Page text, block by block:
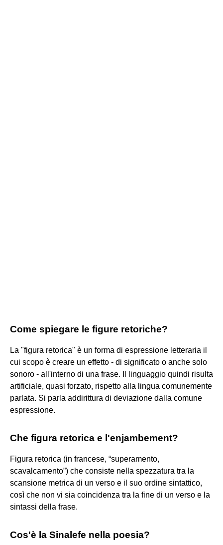
Come spiegare le figure retoriche?
La "figura retorica" è un forma di espressione letteraria il
cui scopo è creare un effetto - di significato o anche solo
sonoro - all'interno di una frase. Il linguaggio quindi risulta
artificiale, quasi forzato, rispetto alla lingua comunemente
parlata. Si parla addirittura di deviazione dalla comune
espressione.
Che figura retorica e l'enjambement?
Figura retorica (in francese, “superamento,
scavalcamento”) che consiste nella spezzatura tra la
scansione metrica di un verso e il suo ordine sintattico,
così che non vi sia coincidenza tra la fine di un verso e la
sintassi della frase.
Cos'è la Sinalefe nella poesia?